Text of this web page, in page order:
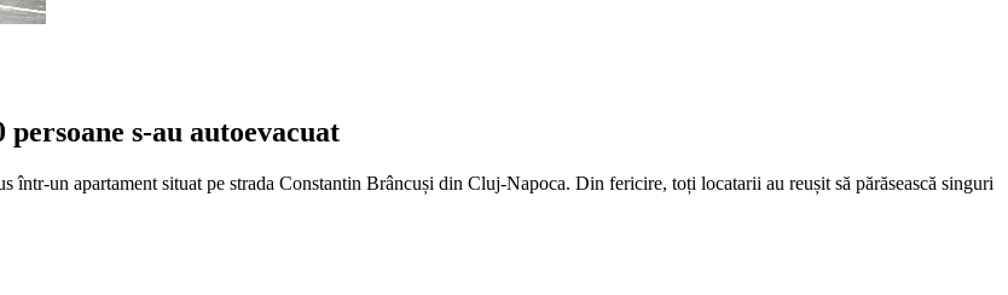
s-au autoevacuat
un apartament situat pe strada Constantin Brâncuși din Cluj-Napoca. Din fericire, toți locatarii au reușit să părăsească singuri